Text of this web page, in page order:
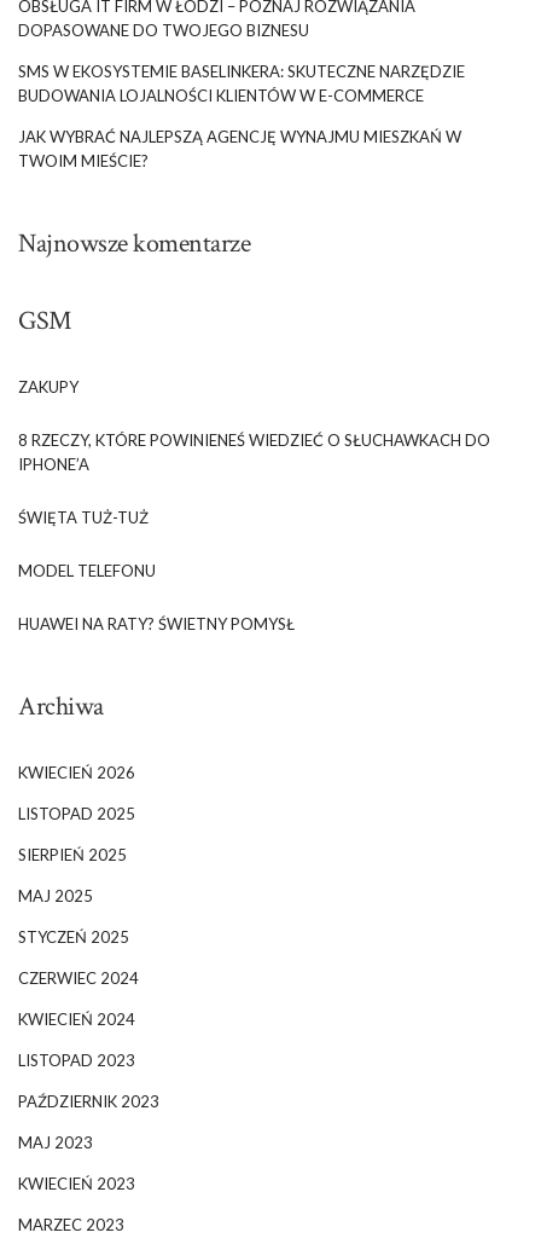
OBSŁUGA IT FIRM W ŁODZI – POZNAJ ROZWIĄZANIA
DOPASOWANE DO TWOJEGO BIZNESU
SMS W EKOSYSTEMIE BASELINKERA: SKUTECZNE NARZĘDZIE
BUDOWANIA LOJALNOŚCI KLIENTÓW W E-COMMERCE
JAK WYBRAĆ NAJLEPSZĄ AGENCJĘ WYNAJMU MIESZKAŃ W
TWOIM MIEŚCIE?
Najnowsze komentarze
GSM
ZAKUPY
8 RZECZY, KTÓRE POWINIENEŚ WIEDZIEĆ O SŁUCHAWKACH DO
IPHONE’A
ŚWIĘTA TUŻ-TUŻ
MODEL TELEFONU
HUAWEI NA RATY? ŚWIETNY POMYSŁ
Archiwa
KWIECIEŃ 2026
LISTOPAD 2025
SIERPIEŃ 2025
MAJ 2025
STYCZEŃ 2025
CZERWIEC 2024
KWIECIEŃ 2024
LISTOPAD 2023
PAŹDZIERNIK 2023
MAJ 2023
KWIECIEŃ 2023
MARZEC 2023